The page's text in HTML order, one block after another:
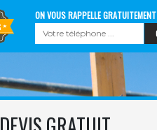
ON VOUS RAPPELLE GRATUITEMENT